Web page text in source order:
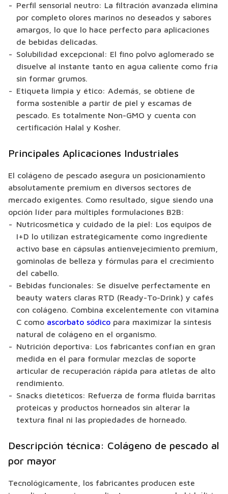
Perfil sensorial neutro: La filtración avanzada elimina
por completo olores marinos no deseados y sabores
amargos, lo que lo hace perfecto para aplicaciones
de bebidas delicadas.
Solubilidad excepcional: El fino polvo aglomerado se
disuelve al instante tanto en agua caliente como fría
sin formar grumos.
Etiqueta limpia y ético: Además, se obtiene de
forma sostenible a partir de piel y escamas de
pescado. Es totalmente Non-GMO y cuenta con
certificación Halal y Kosher.
Principales Aplicaciones Industriales
El colágeno de pescado asegura un posicionamiento
absolutamente premium en diversos sectores de
mercado exigentes. Como resultado, sigue siendo una
opción líder para múltiples formulaciones B2B:
Nutricosmética y cuidado de la piel: Los equipos de
I+D lo utilizan estratégicamente como ingrediente
activo base en cápsulas antienvejecimiento premium,
gominolas de belleza y fórmulas para el crecimiento
del cabello.
Bebidas funcionales: Se disuelve perfectamente en
beauty waters claras RTD (Ready-To-Drink) y cafés
con colágeno. Combina excelentemente con vitamina
C como ascorbato sódico para maximizar la síntesis
natural de colágeno en el organismo.
Nutrición deportiva: Los fabricantes confían en gran
medida en él para formular mezclas de soporte
articular de recuperación rápida para atletas de alto
rendimiento.
Snacks dietéticos: Refuerza de forma fluida barritas
proteicas y productos horneados sin alterar la
textura final ni las propiedades de horneado.
Descripción técnica: Colágeno de pescado al
por mayor
Tecnológicamente, los fabricantes producen este